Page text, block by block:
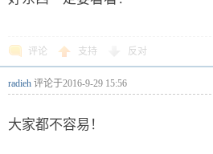
评论 支持 反对
radieh 评论于2016-9-29 15:56
大家都不容易！